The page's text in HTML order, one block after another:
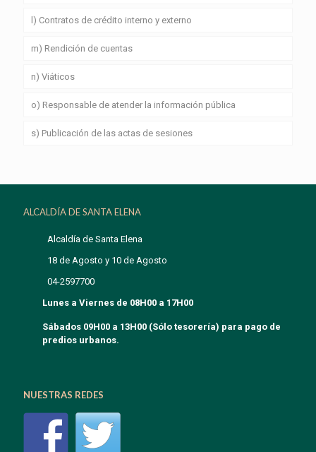
l) Contratos de crédito interno y externo
m) Rendición de cuentas
n) Viáticos
o) Responsable de atender la información pública
s) Publicación de las actas de sesiones
ALCALDÍA DE SANTA ELENA
Alcaldía de Santa Elena
18 de Agosto y 10 de Agosto
04-2597700
Lunes a Viernes de 08H00 a 17H00
Sábados 09H00 a 13H00 (Sólo tesorería) para pago de
predios urbanos.
NUESTRAS REDES